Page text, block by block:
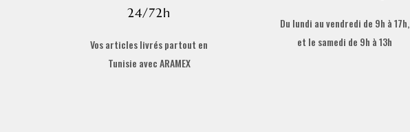
24/72h
Vos articles livrés partout en
Tunisie avec ARAMEX
Du lundi au vendredi de 9h à 17h,
et le samedi de 9h à 13h